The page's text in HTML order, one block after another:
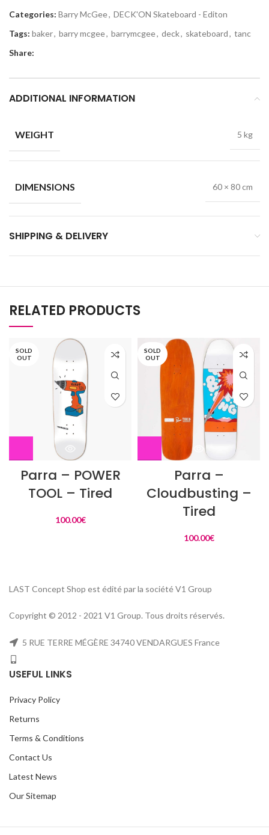
Categories: Barry McGee, DECK'ON Skateboard - Editon
Tags: baker, barry mcgee, barrymcgee, deck, skateboard, tanc
Share:
ADDITIONAL INFORMATION
WEIGHT 5 kg
DIMENSIONS 60 × 80 cm
SHIPPING & DELIVERY
RELATED PRODUCTS
SOLD
OUT
Parra – POWER
TOOL – Tired
100.00€
SOLD
OUT
Parra –
Cloudbusting –
Tired
100.00€
LAST Concept Shop est édité par la société V1 Group
Copyright © 2012 - 2021 V1 Group. Tous droits réservés.
5 RUE TERRE MÉGÈRE 34740 VENDARGUES France
USEFUL LINKS
Privacy Policy
Returns
Terms & Conditions
Contact Us
Latest News
Our Sitemap